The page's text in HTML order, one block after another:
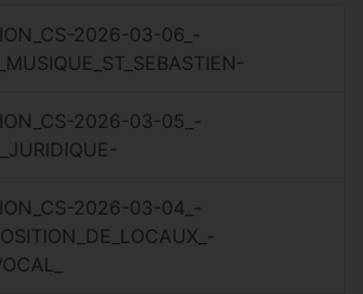
2026-03-06_-
2026-03-05_-
2026-03-04_-